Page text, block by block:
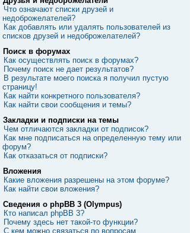
Что означают списки друзей и
недоброжелателей?
Как добавлять или удалять пользователей из
списков друзей и недоброжелателей?
Поиск в форумах
Как осуществлять поиск в форумах?
Почему поиск не дает результатов?
В результате моего поиска я получил пустую
страницу!
Как найти конкретного пользователя?
Как найти свои сообщения и темы?
Закладки и подписки на темы
Чем отличаются закладки от подписок?
Как мне подписаться на определенную тему или
форум?
Как отказаться от подписки?
Вложения
Какие вложения разрешены на этом форуме?
Как найти свои вложения?
Сведения о phpBB 3 (Olympus)
Кто написал phpBB 3?
Почему здесь нет такой-то функции?
С кем можно связаться по вопросам